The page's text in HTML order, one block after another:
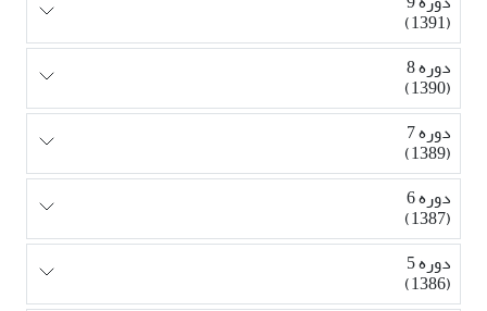
(1391)
دوره 8
(1390)
دوره 7
(1389)
دوره 6
(1387)
دوره 5
(1386)